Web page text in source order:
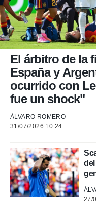
permite
seguir
contenido
a la
la
ya sean
nuestros
y análisis
en
así como
perfil
ACEPTAR
Y
CONTINUAR
CONFIGURAR
RECHAZAR
El árbitro de la
España y
ocurrido con
fue un shock"
ÁLVARO ROMERO
31/07/2026 10:24
27/